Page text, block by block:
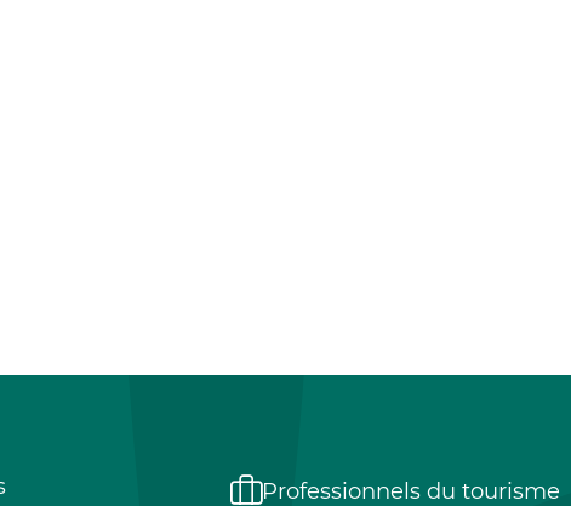
Professionnels du tourisme